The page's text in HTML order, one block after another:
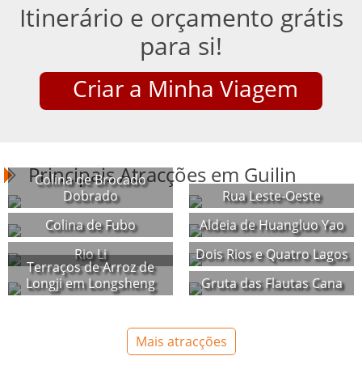
Itinerário e orçamento grátis
para si!
Criar a Minha Viagem
Principais Atracções em Guilin
Colina de Brocado
Dobrado
Rua Leste-Oeste
Colina de Fubo
Aldeia de Huangluo Yao
Rio Li
Dois Rios e Quatro Lagos
Terraços de Arroz de
Longji em Longsheng
Gruta das Flautas Cana
Mais atracções